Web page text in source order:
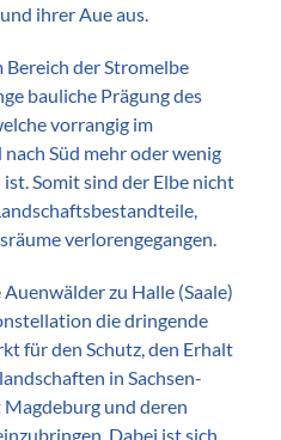
ihrer Aue aus.
Bereich der Stromelbe
bauliche Prägung des
vorrangig im
Süd mehr oder wenig
Somit sind der Elbe nicht
verlorengegangen.
zu Halle (Saale)
die dringende
für den Schutz, den Erhalt
in Sachsen-
und deren
Dabei ist sich